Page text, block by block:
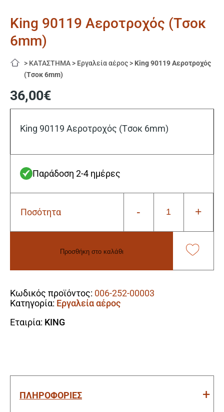
King 90119 Αεροτροχός (Tσοκ
6mm)
> ΚΑΤΑΣΤΗΜΑ > Εργαλεία αέρος > King 90119 Αεροτροχός
(Tσοκ 6mm)
36,00€
King 90119 Αεροτροχός (Tσοκ 6mm)
Παράδοση 2-4 ημέρες
Ποσότητα -
King
+
Προσθήκη στο καλάθι
Κωδικός προϊόντος: 006-252-00003
Κατηγορία: Εργαλεία αέρος
Εταιρία: KING
ΠΛΗΡΟΦΟΡΙΕΣ